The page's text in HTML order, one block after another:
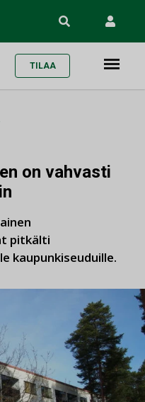
TILAA
on vahvasti
pitkälti
kaupunkiseuduille.